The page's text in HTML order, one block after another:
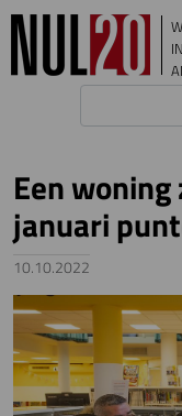
Overslaan en naar de
Een
januari
10.10.2022
Image